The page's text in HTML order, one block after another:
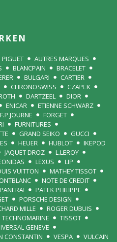
PIGUET
AUTRES MARQUES
BLANCPAIN
BRACELET
BULGARI
CARTIER
CHRONOSWISS
CZAPEK
DARTZEEL
DIOR
ENICAR
ETIENNE SCHWARZ
F.P.JOURNE
FORGET
FURNITURES
GRAND SEIKO
GUCCI
HEUER HUBLOT
IKEPOD
JAQUET DROZ
L.LEROY
LEXUS
LIP
VUITTON
MATHEY TISSOT
NOTE DE CREDIT
PANERAI
PATEK PHILIPPE
PORSCHE DESIGN
MILLE
ROGER DUBUIS
TECHNOMARINE
TISSOT
GENEVE
CONSTANTIN VESPA
VULCAIN